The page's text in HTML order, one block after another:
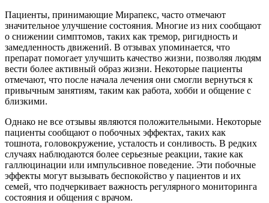
Пациенты, принимающие Мирапекс, часто отмечают
значительное улучшение состояния. Многие из них сообщают
о снижении симптомов, таких как тремор, ригидность и
замедленность движений. В отзывах упоминается, что
препарат помогает улучшить качество жизни, позволяя людям
вести более активный образ жизни. Некоторые пациенты
отмечают, что после начала лечения они смогли вернуться к
привычным занятиям, таким как работа, хобби и общение с
близкими.
Однако не все отзывы являются положительными. Некоторые
пациенты сообщают о побочных эффектах, таких как
тошнота, головокружение, усталость и сонливость. В редких
случаях наблюдаются более серьезные реакции, такие как
галлюцинации или импульсивное поведение. Эти побочные
эффекты могут вызывать беспокойство у пациентов и их
семей, что подчеркивает важность регулярного мониторинга
состояния и общения с врачом.